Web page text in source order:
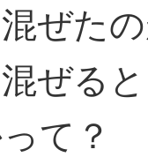
ぜた
ぜる
て？